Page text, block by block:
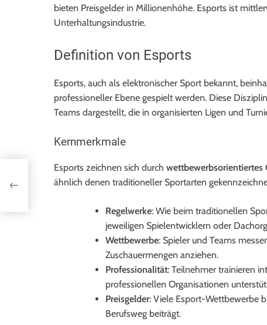
bieten Preisgelder in Millionenhöhe. Esports ist
Unterhaltungsindustrie.
Definition von Esports
Esports, auch als elektronischer Sport bekannt,
professioneller Ebene gespielt werden. Diese
Teams dargestellt, die in organisierten Ligen und
Kernmerkmale
Esports zeichnen sich durch wettbewerbsorientiertes
ähnlich denen traditioneller Sportarten
Regelwerke: Wie beim traditionellen
jeweiligen Spielentwicklern oder
Wettbewerbe: Spieler und Teams
Zuschauermengen anziehen.
Professionalität: Teilnehmer trainieren
professionellen Organisationen
Preisgelder: Viele Esport-Wettbewerbe
Berufsweg beiträgt.